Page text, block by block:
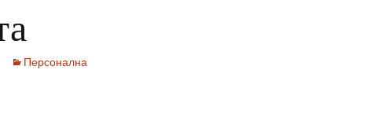
Персонална